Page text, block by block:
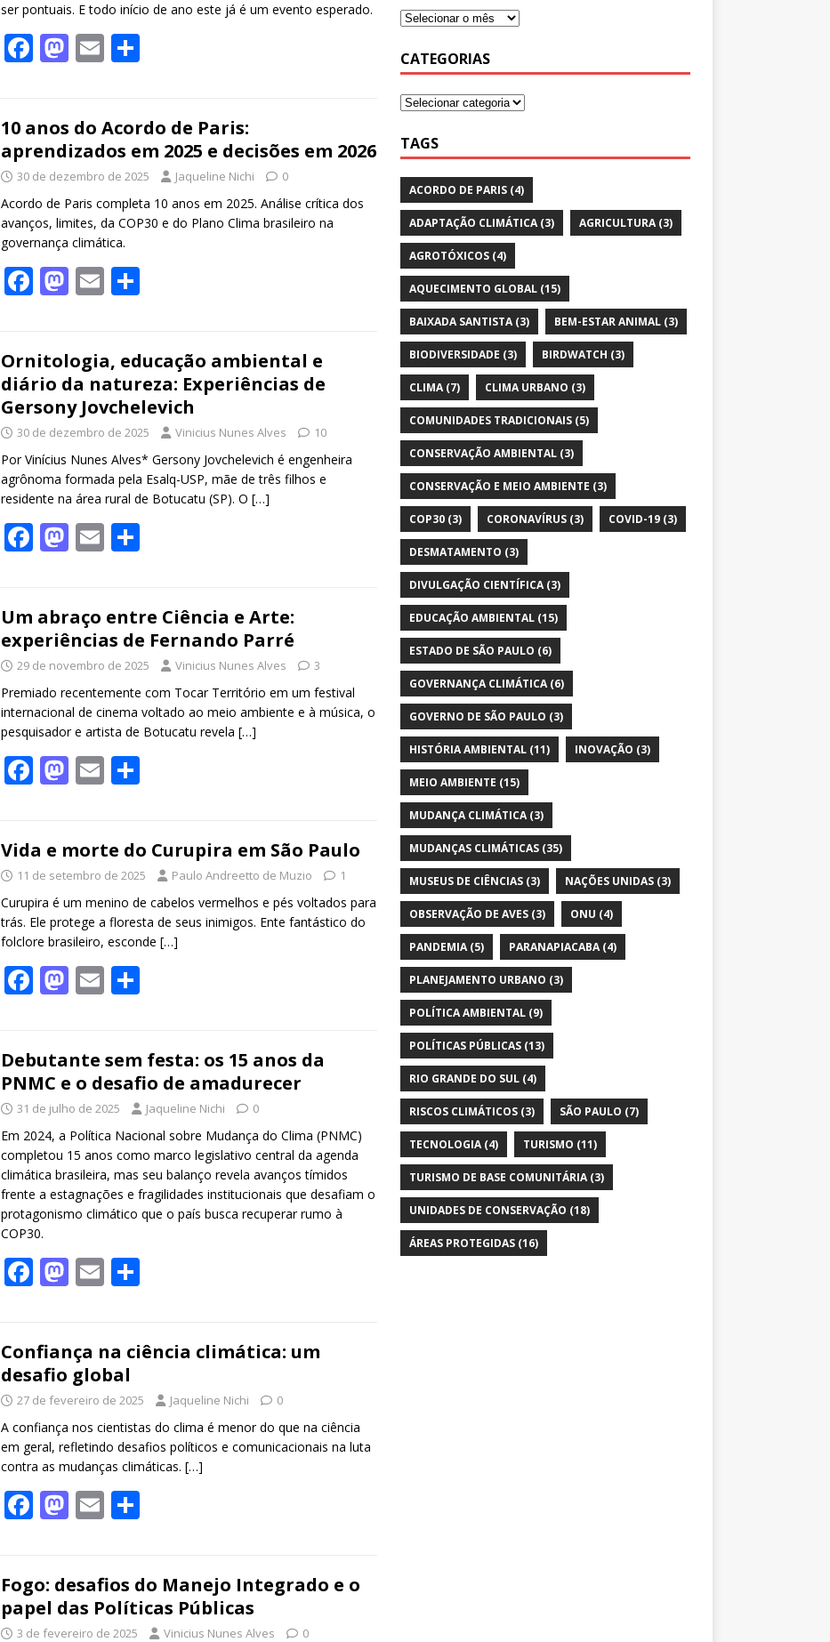
ser pontuais. E todo início de ano este já é um evento esperado.
F
b
o
o
k
M
d
o
n
E
l e
10 anos do Acordo de Paris:
aprendizados em 2025 e decisões em 2026
30 de dezembro de 2025 Jaqueline Nichi 0
Acordo de Paris completa 10 anos em 2025. Análise crítica dos
avanços, limites, da COP30 e do Plano Clima brasileiro na
governança climática.
F
b
o
o
k
M
d
o
n
E
l e
Ornitologia, educação ambiental e
diário da natureza: Experiências de
Gersony Jovchelevich
30 de dezembro de 2025 Vinicius Nunes Alves 10
Por Vinícius Nunes Alves* Gersony Jovchelevich é engenheira
agrônoma formada pela Esalq-USP, mãe de três filhos e
residente na área rural de Botucatu (SP). O […]
F
b
o
o
k
M
d
o
n
E
l e
Um abraço entre Ciência e Arte:
experiências de Fernando Parré
29 de novembro de 2025 Vinicius Nunes Alves 3
Premiado recentemente com Tocar Território em um festival
internacional de cinema voltado ao meio ambiente e à música, o
pesquisador e artista de Botucatu revela […]
F
b
o
o
k
M
d
o
n
E
l e
Vida e morte do Curupira em São Paulo
11 de setembro de 2025 Paulo Andreetto de Muzio 1
Curupira é um menino de cabelos vermelhos e pés voltados para
trás. Ele protege a floresta de seus inimigos. Ente fantástico do
folclore brasileiro, esconde […]
F
b
o
o
k
M
d
o
n
E
l e
Debutante sem festa: os 15 anos da
PNMC e o desafio de amadurecer
31 de julho de 2025 Jaqueline Nichi 0
Em 2024, a Política Nacional sobre Mudança do Clima (PNMC)
completou 15 anos como marco legislativo central da agenda
climática brasileira, mas seu balanço revela avanços tímidos
frente a estagnações e fragilidades institucionais que desafiam o
protagonismo climático que o país busca recuperar rumo à
COP30.
F
b
o
o
k
M
d
o
n
E
l e
Confiança na ciência climática: um
desafio global
27 de fevereiro de 2025 Jaqueline Nichi 0
A confiança nos cientistas do clima é menor do que na ciência
em geral, refletindo desafios políticos e comunicacionais na luta
contra as mudanças climáticas. […]
F
b
o
M
d
o
E
l e
Fogo: desafios do Manejo Integrado e o
papel das Políticas Públicas
3 de fevereiro de 2025 Vinicius Nunes Alves 0
CATEGORIAS
TAGS
ACORDO DE PARIS(4)
ADAPTAÇÃO CLIMÁTICA(3) AGRICULTURA(3)
AGROTÓXICOS(4)
AQUECIMENTO GLOBAL(15)
BAIXADA SANTISTA(3) BEM-ESTAR ANIMAL(3)
BIODIVERSIDADE (3) BIRDWATCH (3)
CLIMA(7) CLIMA URBANO (3)
COMUNIDADES TRADICIONAIS(5)
CONSERVAÇÃO AMBIENTAL(3)
CONSERVAÇÃO E MEIO AMBIENTE (3)
COP30(3) CORONAVÍRUS(3) COVID-19(3)
DESMATAMENTO (3)
DIVULGAÇÃO CIENTÍFICA(3)
EDUCAÇÃO AMBIENTAL(15)
ESTADO DE SÃO PAULO (6)
GOVERNANÇA CLIMÁTICA(6)
GOVERNO DE SÃO PAULO (3)
HISTÓRIA AMBIENTAL(11) INOVAÇÃO (3)
MEIO AMBIENTE (15)
MUDANÇA CLIMÁTICA(3)
MUDANÇAS CLIMÁTICAS(35)
MUSEUS DE CIÊNCIAS(3) NAÇÕES UNIDAS(3)
OBSERVAÇÃO DE AVES(3) ONU (4)
PANDEMIA(5) PARANAPIACABA(4)
PLANEJAMENTO URBANO (3)
POLÍTICA AMBIENTAL(9)
POLÍTICAS PÚBLICAS(13)
RIO GRANDE DO SUL(4)
RISCOS CLIMÁTICOS(3) SÃO PAULO (7)
TECNOLOGIA(4) TURISMO (11)
TURISMO DE BASE COMUNITÁRIA(3)
UNIDADES DE CONSERVAÇÃO (18)
ÁREAS PROTEGIDAS(16)